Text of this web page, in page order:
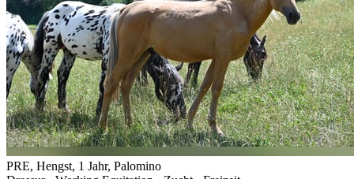
PRE, Hengst, 1 Jahr, Palomino